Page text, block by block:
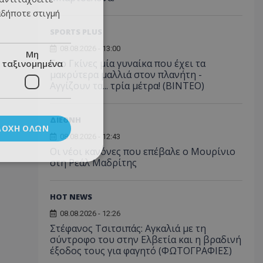
08.08.2026 - 13:00
Στο Γκίνες μία γυναίκα που έχει τα
μακρύτερα μαλλιά στον πλανήτη -
Αγγίζουν τα... τρία μέτρα! (ΒΙΝΤΕΟ)
ΔΙΕΘΝΗ
08.08.2026 - 12:43
Οι νέοι κανόνες που επέβαλε ο Μουρίνιο
στη Ρεάλ Μαδρίτης
HOT NEWS
08.08.2026 - 12:26
Στέφανος Τσιτσιπάς: Αγκαλιά με τη
σύντροφο του στην Ελβετία και η βραδινή
έξοδος τους για φαγητό (ΦΩΤΟΓΡΑΦΙΕΣ)
στιγμή
Μη
ταξινομημένα
ΌΛΩΝ